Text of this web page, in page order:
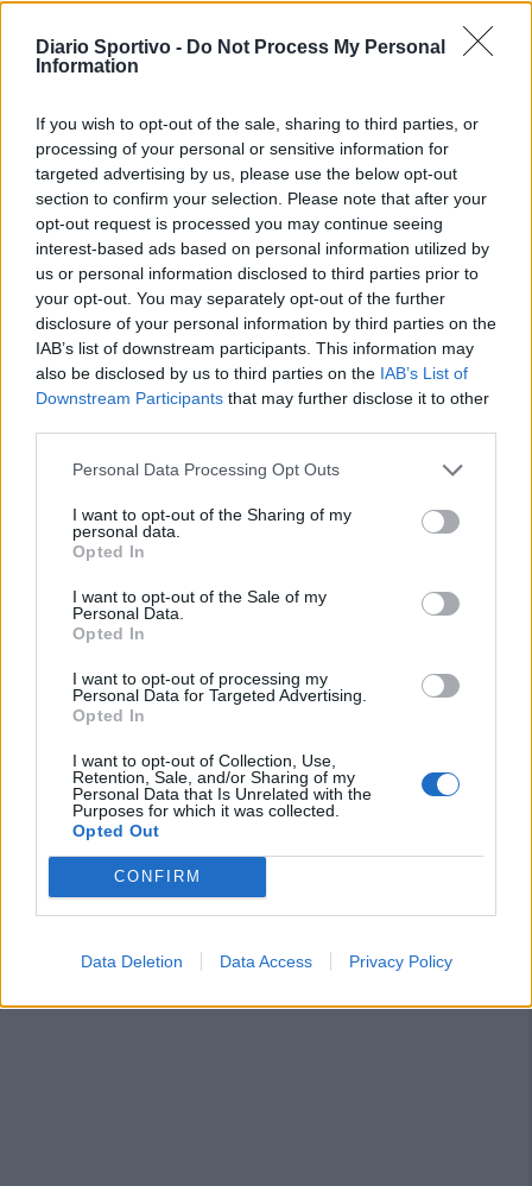
Diario Sportivo - Do Not Process My Personal
Information
If you wish to opt-out of the sale, sharing to third parties, or
processing of your personal or sensitive information for
targeted advertising by us, please use the below opt-out
section to confirm your selection. Please note that after your
opt-out request is processed you may continue seeing
interest-based ads based on personal information utilized by
us or personal information disclosed to third parties prior to
your opt-out. You may separately opt-out of the further
disclosure of your personal information by third parties on the
IAB’s list of downstream participants. This information may
also be disclosed by us to third parties on the IAB’s List of
Downstream Participants that may further disclose it to other
Personal Data Processing Opt Outs
I want to opt-out of the Sharing of my
personal data.
Opted In
I want to opt-out of the Sale of my
Personal Data.
Opted In
I want to opt-out of processing my
Personal Data for Targeted Advertising.
Opted In
I want to opt-out of Collection, Use,
Retention, Sale, and/or Sharing of my
Personal Data that Is Unrelated with the
Purposes for which it was collected.
Opted Out
CONFIRM
Data Deletion Data Access Privacy Policy
Sylla (Castiadas), 2 turni al tecnico Cotroneo
Montanaro e Moro (Budoni), Manca
(Lanusei), Gianni e Piga (L. Dolce)
26 Feb 2020
Giudice Sportivo: 2 giornate di squalifica a
Cocco e Secchi (Nuorese)
20 Feb 2020
Giudice Sportivo: 1 giornata di squalifica a
Lazazzera, Cadau, Cabeccia, Demartis,
Masala e al tecnico Udassi
19 Feb 2020